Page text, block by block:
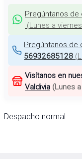
Pregúntanos
(Lunes a
Pregúntanos de
56932685128 (
Visítanos en
Valdivia (Lunes
Despacho normal